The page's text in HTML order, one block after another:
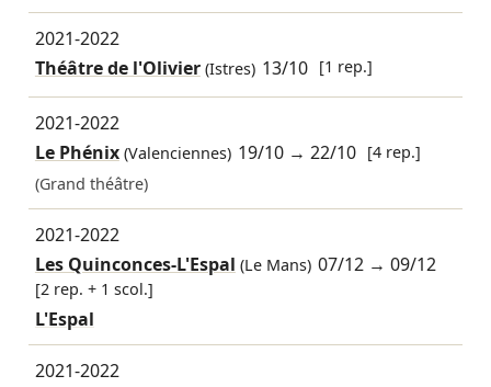
2021-2022
Théâtre de l'Olivier(Istres) 13/10 [1 rep.]
2021-2022
Le Phénix(Valenciennes) 19/10 →22/10 [4 rep.]
(Grand théâtre)
2021-2022
Les Quinconces-L'Espal (Le Mans) 07/12 →09/12
[2 rep. + 1 scol.]
L'Espal
2021-2022